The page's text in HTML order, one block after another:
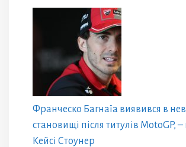
Франческо Багнаїа виявився в
становищі після титулів MotoGP,
Кейсі Стоунер